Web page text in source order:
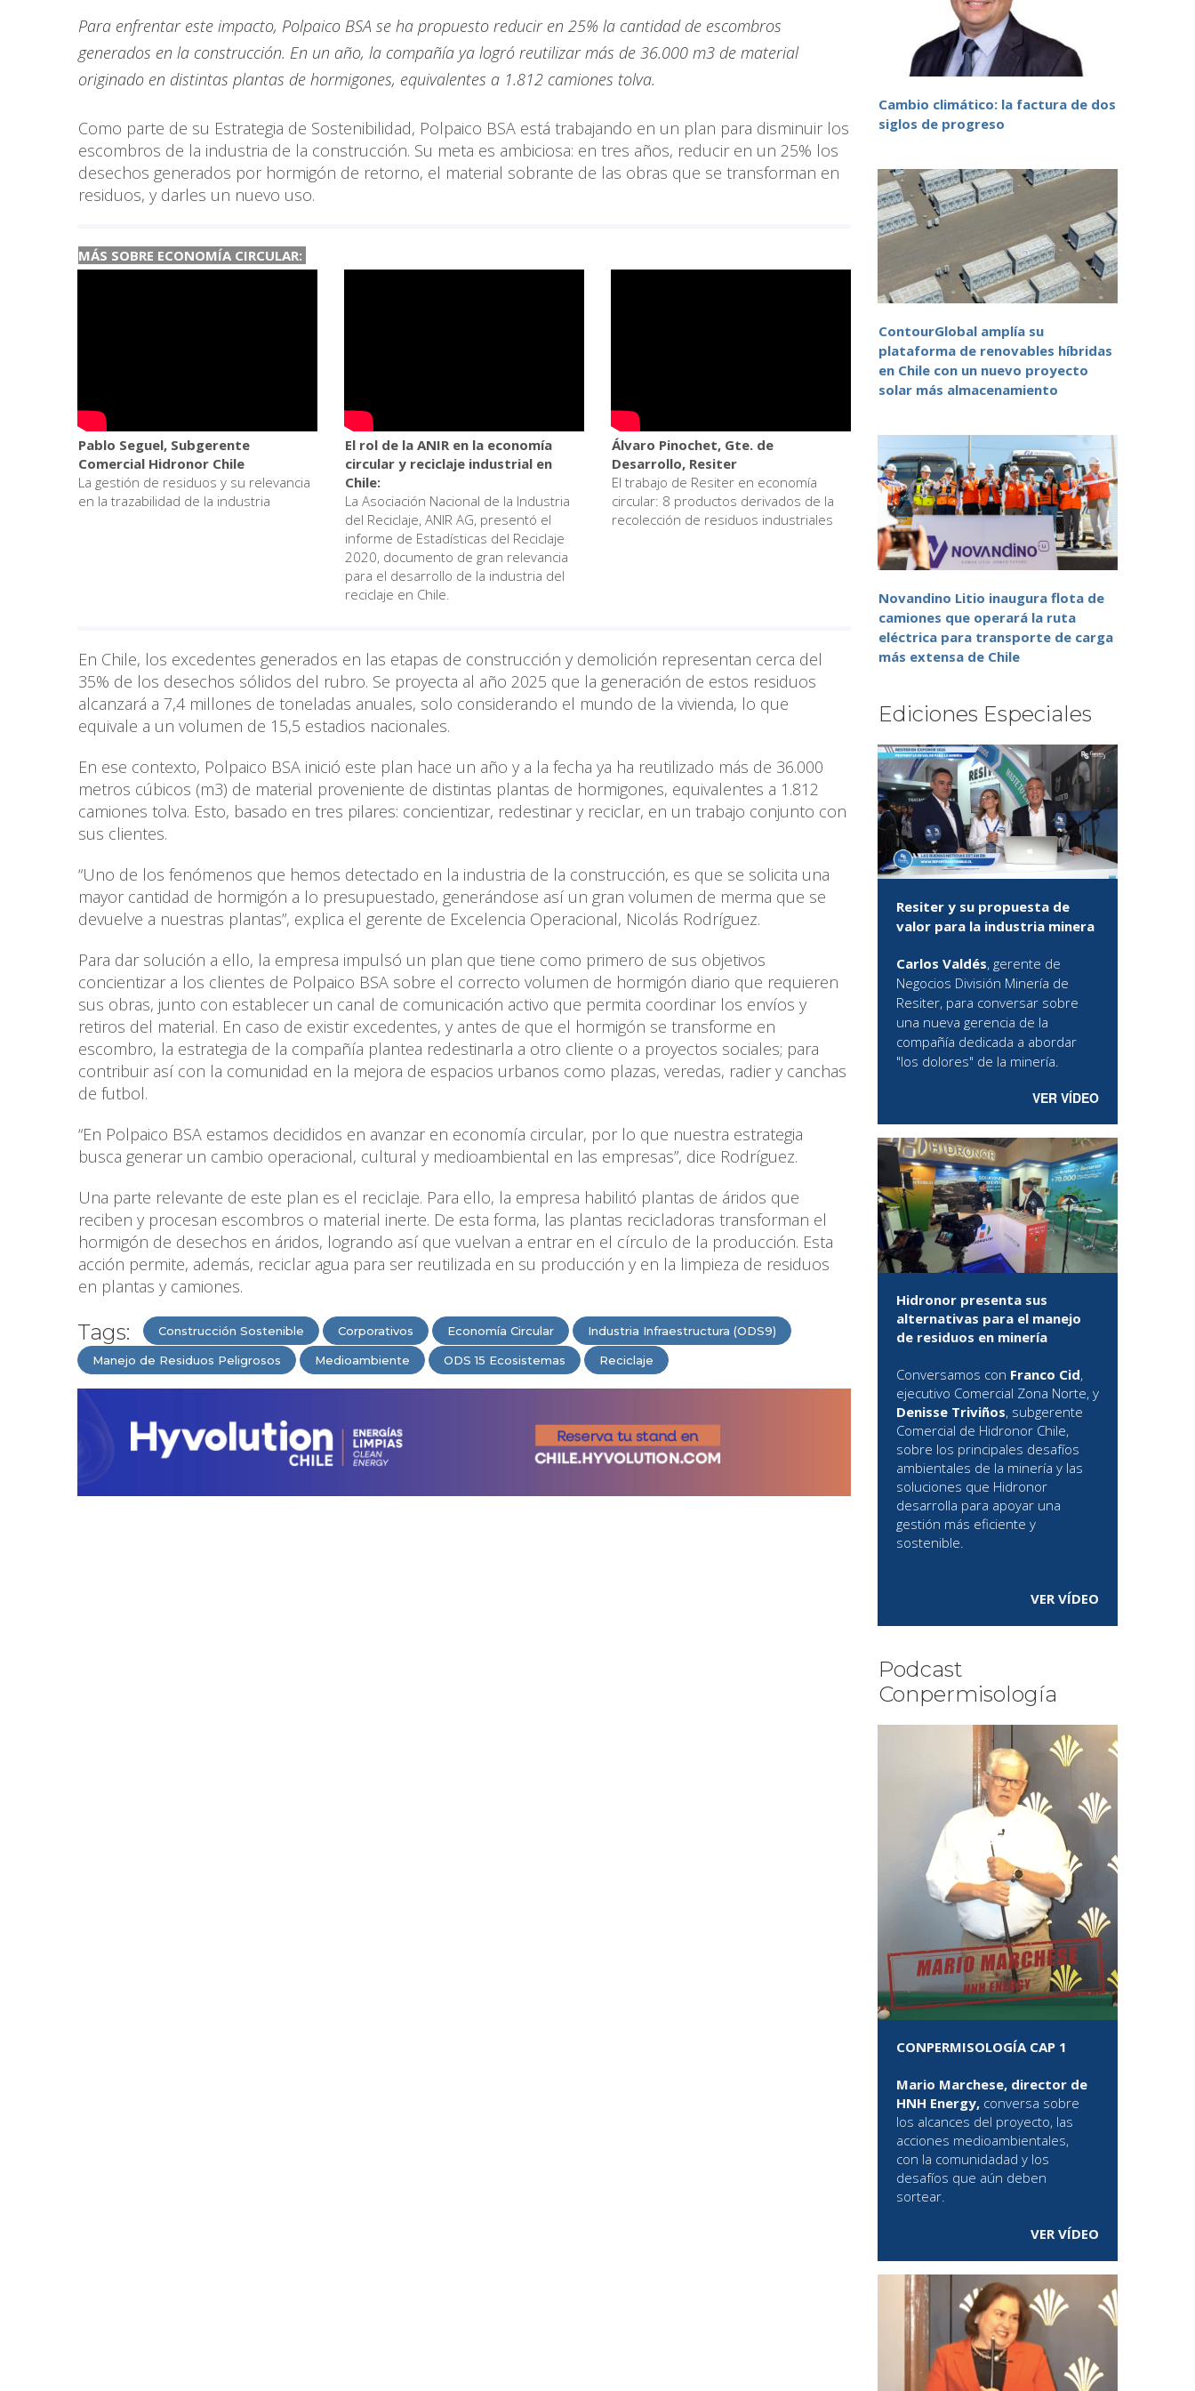
Para enfrentar este impacto, Polpaico BSA se ha propuesto reducir en 25% la cantidad de escombros
generados en la construcción. En un año, la compañía ya logró reutilizar más de 36.000 m3 de material
originado en distintas plantas de hormigones, equivalentes a 1.812 camiones tolva.
Como parte de su Estrategia de Sostenibilidad, Polpaico BSA está trabajando en un plan para disminuir los
escombros de la industria de la construcción. Su meta es ambiciosa: en tres años, reducir en un 25% los
desechos generados por hormigón de retorno, el material sobrante de las obras que se transforman en
residuos, y darles un nuevo uso.
MÁS SOBRE ECONOMÍA CIRCULAR:
Pablo Seguel, Subgerente
Comercial Hidronor Chile
La gestión de residuos y su relevancia
en la trazabilidad de la industria
El rol de la ANIR en la economía
circular y reciclaje industrial en
Chile:
La Asociación Nacional de la Industria
del Reciclaje, ANIR AG, presentó el
informe de Estadísticas del Reciclaje
2020, documento de gran relevancia
para el desarrollo de la industria del
reciclaje en Chile.
Álvaro Pinochet, Gte. de
Desarrollo, Resiter
El trabajo de Resiter en economía
circular: 8 productos derivados de la
recolección de residuos industriales
En Chile, los excedentes generados en las etapas de construcción y demolición representan cerca del
35% de los desechos sólidos del rubro. Se proyecta al año 2025 que la generación de estos residuos
alcanzará a 7,4 millones de toneladas anuales, solo considerando el mundo de la vivienda, lo que
equivale a un volumen de 15,5 estadios nacionales.
En ese contexto, Polpaico BSA inició este plan hace un año y a la fecha ya ha reutilizado más de 36.000
metros cúbicos (m3) de material proveniente de distintas plantas de hormigones, equivalentes a 1.812
camiones tolva. Esto, basado en tres pilares: concientizar, redestinar y reciclar, en un trabajo conjunto con
sus clientes.
“Uno de los fenómenos que hemos detectado en la industria de la construcción, es que se solicita una
mayor cantidad de hormigón a lo presupuestado, generándose así un gran volumen de merma que se
devuelve a nuestras plantas”, explica el gerente de Excelencia Operacional, Nicolás Rodríguez.
Para dar solución a ello, la empresa impulsó un plan que tiene como primero de sus objetivos
concientizar a los clientes de Polpaico BSA sobre el correcto volumen de hormigón diario que requieren
sus obras, junto con establecer un canal de comunicación activo que permita coordinar los envíos y
retiros del material. En caso de existir excedentes, y antes de que el hormigón se transforme en
escombro, la estrategia de la compañía plantea redestinarla a otro cliente o a proyectos sociales; para
contribuir así con la comunidad en la mejora de espacios urbanos como plazas, veredas, radier y canchas
de futbol.
“En Polpaico BSA estamos decididos en avanzar en economía circular, por lo que nuestra estrategia
busca generar un cambio operacional, cultural y medioambiental en las empresas”, dice Rodríguez.
Una parte relevante de este plan es el reciclaje. Para ello, la empresa habilitó plantas de áridos que
reciben y procesan escombros o material inerte. De esta forma, las plantas recicladoras transforman el
hormigón de desechos en áridos, logrando así que vuelvan a entrar en el círculo de la producción. Esta
acción permite, además, reciclar agua para ser reutilizada en su producción y en la limpieza de residuos
en plantas y camiones.
Tags: Construcción Sostenible Corporativos Economía Circular Industria Infraestructura (ODS9)
Manejo de Residuos Peligrosos Medioambiente ODS 15 Ecosistemas Reciclaje
Cambio climático: la factura de dos
siglos de progreso
ContourGlobal amplía su
plataforma de renovables híbridas
en Chile con un nuevo proyecto
solar más almacenamiento
Novandino Litio inaugura flota de
camiones que operará la ruta
eléctrica para transporte de carga
más extensa de Chile
Ediciones Especiales
Resiter y su propuesta de
valor para la industria minera
Carlos Valdés, gerente de
Negocios División Minería de
Resiter, para conversar sobre
una nueva gerencia de la
compañía dedicada a abordar
"los dolores" de la minería.
VER VÍDEO
Hidronor presenta sus
alternativas para el manejo
de residuos en minería
Conversamos con Franco Cid,
ejecutivo Comercial Zona Norte, y
Denisse Triviños, subgerente
Comercial de Hidronor Chile,
sobre los principales desafíos
ambientales de la minería y las
soluciones que Hidronor
desarrolla para apoyar una
gestión más eficiente y
sostenible.
VER VÍDEO
Podcast
Conpermisología
CONPERMISOLOGÍA CAP 1
Mario Marchese, director de
HNH Energy, conversa sobre
los alcances del proyecto, las
acciones medioambientales,
con la comunidadad y los
desafíos que aún deben
sortear.
VER VÍDEO